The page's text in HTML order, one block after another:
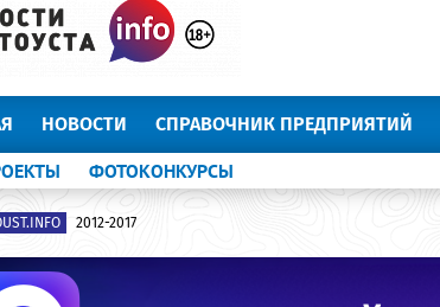
НОВОСТИ СПРАВОЧНИК ПРЕДПРИЯТИЙ
ФОТОКОНКУРСЫ
2012-2017